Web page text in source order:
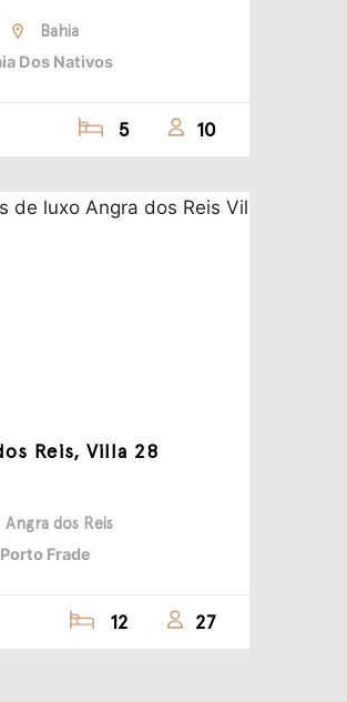
Bahia
Dos Nativos
5 10
Reis, Villa 28
Angra dos Reis
Porto Frade
12 27